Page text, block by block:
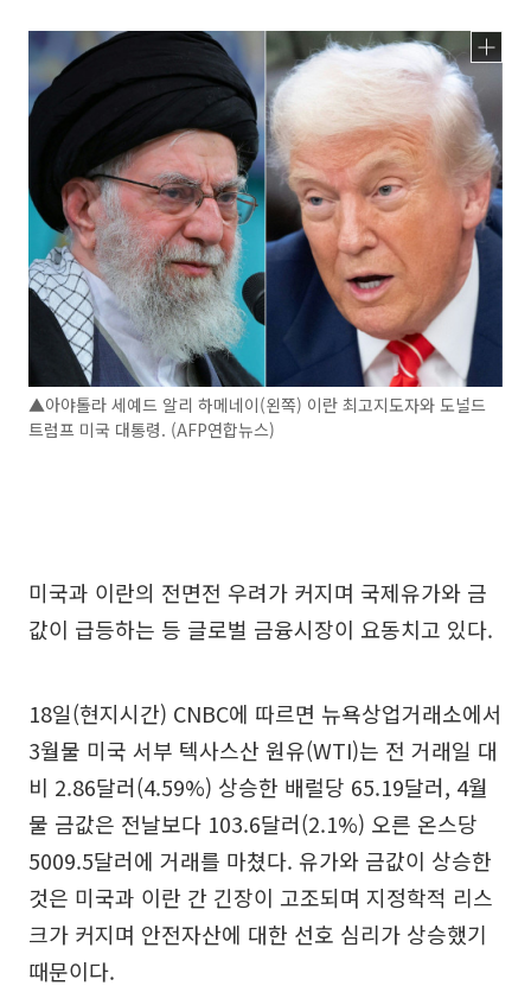
▲아야톨라 세예드 알리 하메네이(왼쪽) 이란 최고지도자와 도널드
트럼프 미국 대통령. (AFP연합뉴스)
미국과 이란의 전면전 우려가 커지며 국제유가와 금
값이 급등하는 등 글로벌 금융시장이 요동치고 있다.
18일(현지시간) CNBC에 따르면 뉴욕상업거래소에서
3월물 미국 서부 텍사스산 원유(WTI)는 전 거래일 대
비 2.86달러(4.59%) 상승한 배럴당 65.19달러, 4월
물 금값은 전날보다 103.6달러(2.1%) 오른 온스당
5009.5달러에 거래를 마쳤다. 유가와 금값이 상승한
것은 미국과 이란 간 긴장이 고조되며 지정학적 리스
크가 커지며 안전자산에 대한 선호 심리가 상승했기
때문이다.